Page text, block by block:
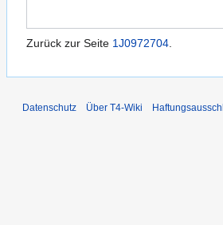
Zurück zur Seite 1J0972704.
Datenschutz Über T4-Wiki